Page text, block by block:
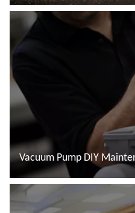
Ler mais
Vacuum Pump DIY
Ler mais